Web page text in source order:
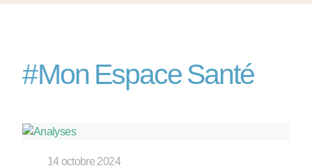
#Mon Espace Santé
14 octobre 2024